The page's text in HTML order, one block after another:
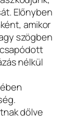
Előnyben
amikor
szögben
nélkül
dőlve